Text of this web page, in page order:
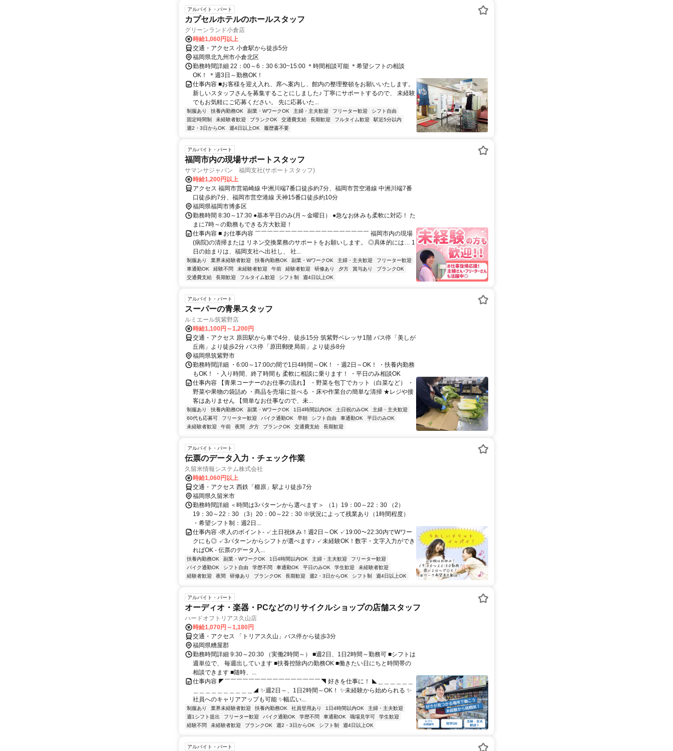
アルバイト・パート
カプセルホテルのホールスタッフ
グリーンランド小倉店
時給1,060円以上
交通・アクセス 小倉駅から徒歩5分
福岡県北九州市小倉北区
勤務時間詳細 22：00～6：30 6:30~15:00 ＊時間相談可能 ＊希望シフトの相談
OK！ ＊週3日～勤務OK！
仕事内容 ■お客様を迎え入れ、席へ案内し、館内の整理整頓をお願いいたします。
新しいスタッフさんを募集することにしました♪ 丁寧にサポートするので、 未経験
でもお気軽にご応募ください。 先に応募いた...
制服あり 扶養内勤務OK 副業・WワークOK 主婦・主夫歓迎 フリーター歓迎
シフト自由
固定時間制
未経験者歓迎 ブランクOK 交通費支給 長期歓迎 フルタイム歓迎
駅近5分以内
週2・3日からOK
週4日以上OK 履歴書不要
アルバイト・パート
福岡市内の現場サポートスタッフ
サマンサジャパン 福岡支社(サポートスタッフ)
時給1,200円以上
アクセス 福岡市営箱崎線 中洲川端7番口徒歩約7分、福岡市営空港線 中洲川端7番
口徒歩約7分、福岡市営空港線 天神15番口徒歩約10分
福岡県福岡市博多区
勤務時間 8:30～17:30 ●基本平日のみ(月～金曜日） ●急なお休みも柔軟に対応！ た
まに7時～の勤務もできる方大歓迎！
仕事内容 ■ お仕事内容 ￣￣￣￣￣￣￣￣￣￣￣￣￣￣￣￣￣￣￣ 福岡市内の現場
(病院)の清掃または リネン交換業務のサポートをお願いします。 ◎具体的には… 1
日の始まりは、福岡支社へ出社し、 社...
制服あり 業界未経験者歓迎 扶養内勤務OK 副業・WワークOK 主婦・主夫歓迎
フリーター歓迎
車通勤OK
経験不問 未経験者歓迎 午前 経験者歓迎 研修あり 夕方 賞与あり
ブランクOK
交通費支給
長期歓迎 フルタイム歓迎 シフト制 週4日以上OK
アルバイト・パート
スーパーの青果スタッフ
ルミエール筑紫野店
時給1,100円～1,200円
交通・アクセス 原田駅から車で4分、徒歩15分 筑紫野ベレッサ1階 バス停「美しが
丘南」より徒歩2分 バス停「原田郵便局前」より徒歩8分
福岡県筑紫野市
勤務時間詳細 ・6:00～17:00の間で1日4時間～OK！ ・週2日～OK！ ・扶養内勤務
もOK！ ・入り時間、終了時間も 柔軟に相談に乗ります！ ・平日のみ相談OK
仕事内容 【青果コーナーのお仕事の流れ】 ・野菜を包丁でカット（白菜など） ・
野菜や果物の袋詰め ・商品を売場に並べる ・床や作業台の簡単な清掃 ★レジや接
客はありません 【簡単なお仕事なので、未...
制服あり 扶養内勤務OK 副業・WワークOK 1日4時間以内OK 土日祝のみOK
主婦・主夫歓迎
60代も応募可
フリーター歓迎 バイク通勤OK 早朝 シフト自由 車通勤OK
平日のみOK
未経験者歓迎
午前 夜間 夕方 ブランクOK 交通費支給 長期歓迎
アルバイト・パート
伝票のデータ入力・チェック作業
久留米情報システム株式会社
時給1,060円以上
交通・アクセス 西鉄「櫛原」駅より徒歩7分
福岡県久留米市
勤務時間詳細 ＜時間は3パターンから選べます＞ （1）19：00～22：30 （2）
19：30～22：30 （3）20：00～22：30 ※状況によって残業あり（1時間程度）
・希望シフト制：週2日...
仕事内容 -求人のポイント- ✓土日祝休み！週2日～OK ✓19:00～22:30内でWワー
クにも◎ ✓3パターンからシフトが選べます♪ ✓未経験OK！数字・文字入力ができ
ればOK - 伝票のデータ入...
扶養内勤務OK 副業・WワークOK 1日4時間以内OK 主婦・主夫歓迎
フリーター歓迎
バイク通勤OK
シフト自由 学歴不問 車通勤OK 平日のみOK 学生歓迎
未経験者歓迎
経験者歓迎
夜間 研修あり ブランクOK 長期歓迎 週2・3日からOK シフト制 週4日以上OK
アルバイト・パート
オーディオ・楽器・PCなどのリサイクルショップの店舗スタッフ
ハードオフトリアス久山店
時給1,070円～1,180円
交通・アクセス 「トリアス久山」バス停から徒歩3分
福岡県糟屋郡
勤務時間詳細 9:30～20:30 （実働2時間～） ■週2日、1日2時間～勤務可 ■シフトは
週単位で、 毎週出しています ■扶養控除内の勤務OK ■働きたい日にちと時間帯の
相談できます ■随時、...
仕事内容 ◤￣￣￣￣￣￣￣￣￣￣￣￣￣￣￣￣◥ 好きを仕事に！ ◣＿＿＿＿＿＿
＿＿＿＿＿＿＿＿＿＿◢ ✨週2日～、1日2時間～OK！ ✨未経験から始められる ✨
社員へのキャリアアップも可能 ✨幅広い...
制服あり 業界未経験者歓迎 扶養内勤務OK 社員登用あり 1日4時間以内OK
主婦・主夫歓迎
週1シフト提出
フリーター歓迎 バイク通勤OK 学歴不問 車通勤OK 職場見学可
学生歓迎
経験不問
未経験者歓迎 ブランクOK 週2・3日からOK シフト制 週4日以上OK
アルバイト・パート